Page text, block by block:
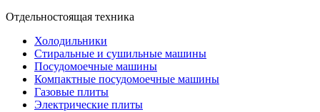
Отдельностоящая техника
Холодильники
Стиральные и сушильные машины
Посудомоечные машины
Компактные посудомоечные машины
Газовые плиты
Электрические плиты